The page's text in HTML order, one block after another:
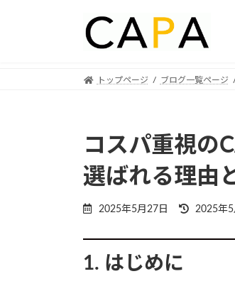
トップページ ブログ一覧ページ
コスパ重視の
選ばれる理由
2025年5月27日
Last
updated
2025年5
1. はじめに